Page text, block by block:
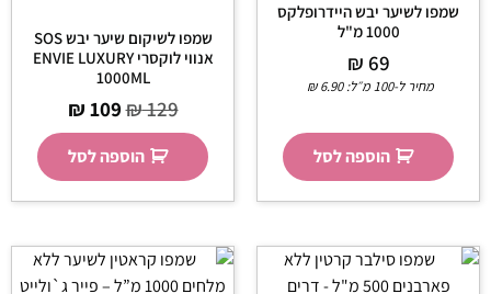
שמפו לשיער יבש היידרופלקס
1000 מ"ל
₪69
מחיר ל-100 מ״ל: ₪6.90
הוספה לסל
שמפו לשיקום שיער יבש SOS
אנווי לוקסרי ENVIE LUXURY
1000ML
₪129
₪109
הוספה לסל